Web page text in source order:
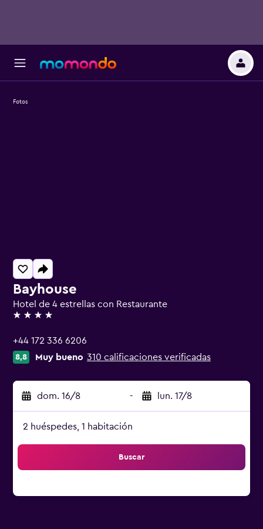
Bayhouse
Hotel de 4 estrellas con Restaurante
4 estrellas
+44 172 336 6206
8,8 Muy bueno 310 calificaciones verificadas
dom. 16/8 - lun. 17/8
2 huéspedes, 1 habitación
Buscar
Fotos